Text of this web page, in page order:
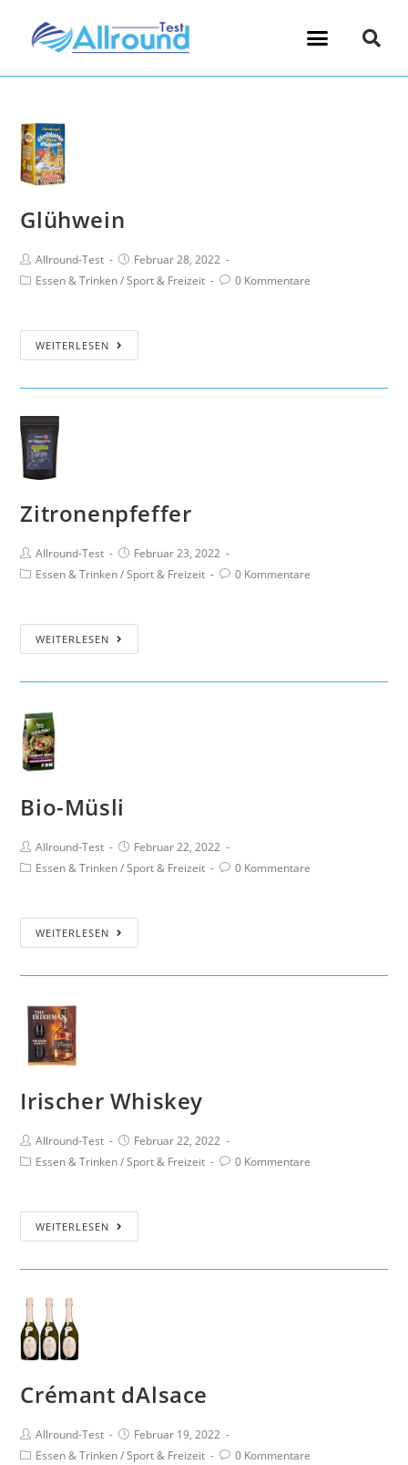
Glühwein
Allround-Test
Februar 28, 2022
Essen & Trinken / Sport & Freizeit 0 Kommentare
WEITERLESEN
Zitronenpfeffer
Allround-Test
Februar 23, 2022
Essen & Trinken / Sport & Freizeit 0 Kommentare
WEITERLESEN
Bio-Müsli
Allround-Test
Februar 22, 2022
Essen & Trinken / Sport & Freizeit 0 Kommentare
WEITERLESEN
Irischer Whiskey
Allround-Test
Februar 22, 2022
Essen & Trinken / Sport & Freizeit 0 Kommentare
WEITERLESEN
Crémant dAlsace
Allround-Test
Februar 19, 2022
Essen & Trinken / Sport & Freizeit 0 Kommentare